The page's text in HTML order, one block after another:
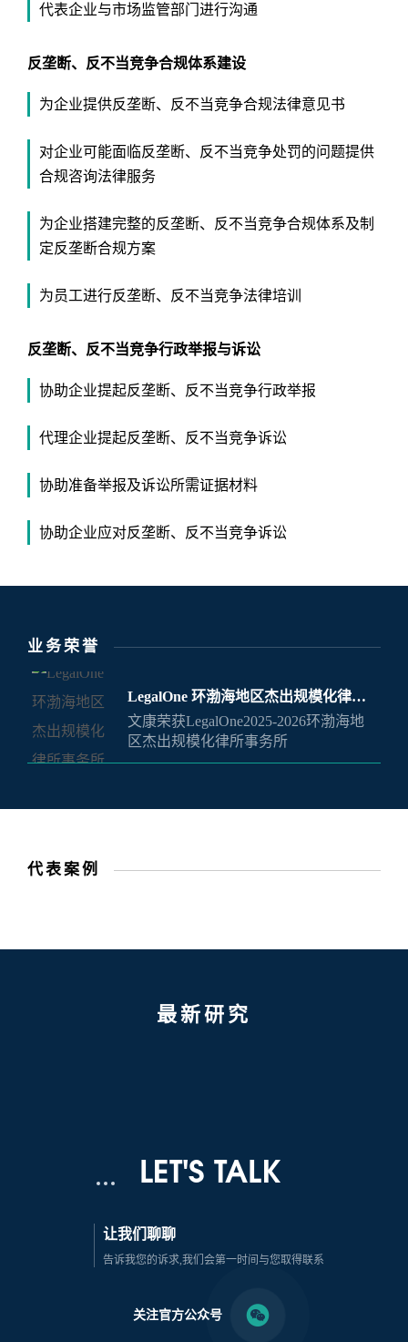
代表企业与市场监管部门进行沟通
反垄断、反不当竞争合规体系建设
为企业提供反垄断、反不当竞争合规法律意见书
对企业可能面临反垄断、反不当竞争处罚的问题提供
合规咨询法律服务
为企业搭建完整的反垄断、反不当竞争合规体系及制
定反垄断合规方案
为员工进行反垄断、反不当竞争法律培训
反垄断、反不当竞争行政举报与诉讼
协助企业提起反垄断、反不当竞争行政举报
代理企业提起反垄断、反不当竞争诉讼
协助准备举报及诉讼所需证据材料
协助企业应对反垄断、反不当竞争诉讼
业务荣誉
LegalOne 环渤海地区杰出规模化律所
事务所
文康荣获LegalOne2025-2026环渤海地
区杰出规模化律所事务所
代表案例
最新研究
LET'S TALK
让我们聊聊
告诉我您的诉求,我们会第一时间与您取得联系
关注官方公众号